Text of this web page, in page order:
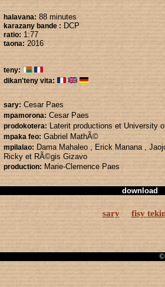
halavana: 88 minutes
karazany bande : DCP
ratio: 1:77
taona: 2016
teny:
dikan'teny vita:
sary: Cesar Paes
mpamorona: Cesar Paes
prodokotera: Laterit productions et University
mpaka feo: Gabriel MathÃ©
mpilalao: Dama Mahaleo , Erick Manana ,
Ricky et RÃ©gis Gizavo
production: Marie-Clemence Paes
download
sary fisy
©